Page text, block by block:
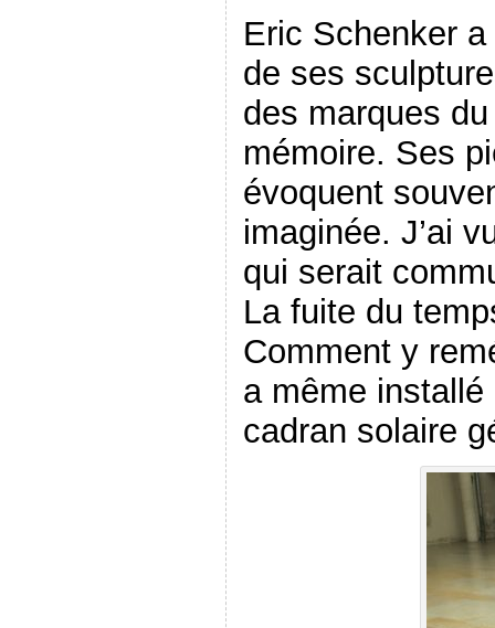
Eric Schenker
de ses
des marques
mémoire. Ses
évoquent
imaginée. J’ai
qui serait
La fuite du
Comment y
a même
cadran solaire